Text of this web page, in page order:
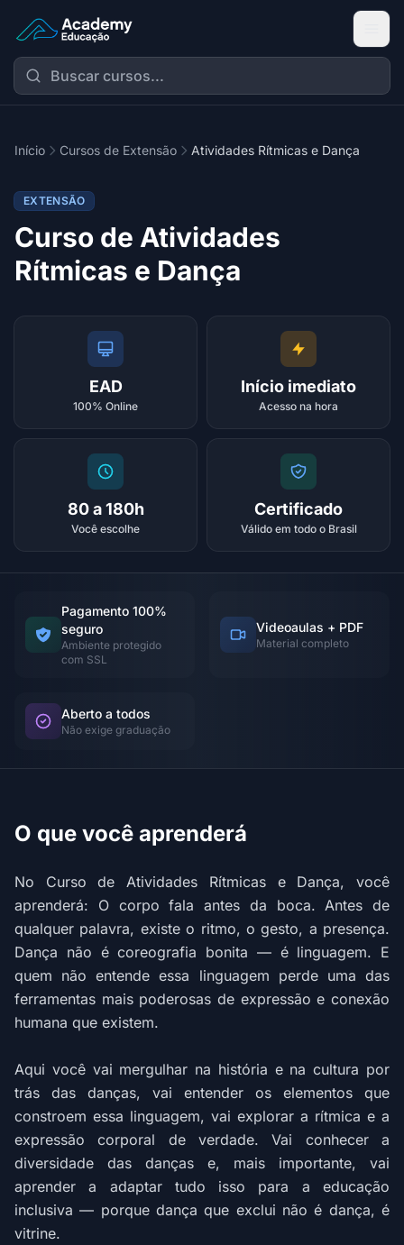
Academy Extensão
Início Cursos de Extensão Atividades Rítmicas e Dança
EXTENSÃO
Curso de Atividades
Rítmicas e Dança
EAD
100% Online
Início imediato
Acesso na hora
80 a 180h
Você escolhe
Certificado
Válido em todo o Brasil
Pagamento 100%
seguro
Ambiente protegido
com SSL
Videoaulas + PDF
Material completo
Aberto a todos
Não exige graduação
O que você aprenderá
No Curso de Atividades Rítmicas e Dança, você
aprenderá: O corpo fala antes da boca. Antes de
qualquer palavra, existe o ritmo, o gesto, a presença.
Dança não é coreografia bonita — é linguagem. E
quem não entende essa linguagem perde uma das
ferramentas mais poderosas de expressão e conexão
humana que existem.
Aqui você vai mergulhar na história e na cultura por
trás das danças, vai entender os elementos que
constroem essa linguagem, vai explorar a rítmica e a
expressão corporal de verdade. Vai conhecer a
diversidade das danças e, mais importante, vai
aprender a adaptar tudo isso para a educação
inclusiva — porque dança que exclui não é dança, é
vitrine.